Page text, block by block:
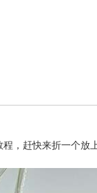
，赶快来折一个放